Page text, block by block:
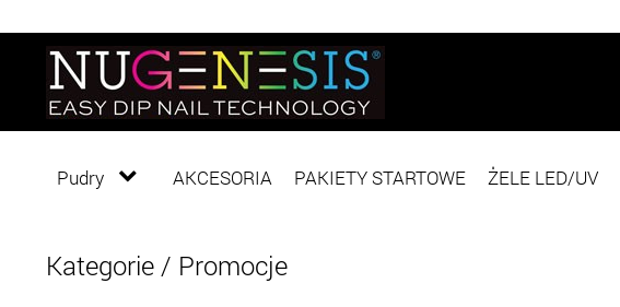
Pudry AKCESORIA PAKIETY STARTOWE ŻELE LED/UV
Kategorie / Promocje